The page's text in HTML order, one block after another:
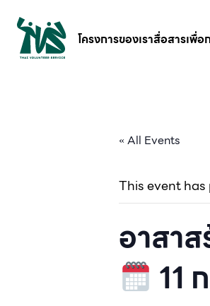
โครงการของเราสื่อสารเพื่อ
« All Events
This event has
อาสา
11